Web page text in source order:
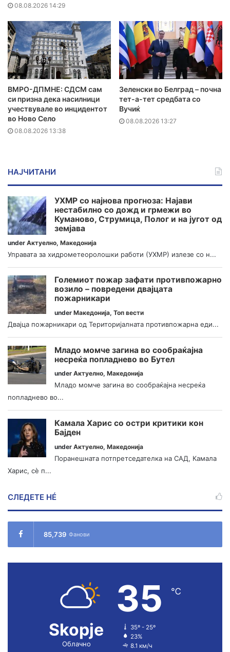
08.08.2026 14:29
ВМРО-ДПМНЕ: СДСМ сам
си призна дека насилници
учествувале во инцидентот
во Ново Село
08.08.2026 13:38
Зеленски во Белград – почна
тет-а-тет средбата со
Вучиќ
08.08.2026 13:27
НАЈЧИТАНИ
УХМР со најнова прогноза: Најави
нестабилно со дожд и грмежи во
Куманово, Струмица, Полог и на југот од
земјава
under Актуелно, Македонија
Управата за хидрометеоролошки работи (УХМР) излезе со н...
Големиот пожар зафати противпожарно
возило – повредени двајцата
пожарникари
under Македонија, Топ вести
Двајца пожарникари од Територијалната противпожарна еди...
Младо момче загина во сообраќајна
несреќа попладнево во Бутел
under Актуелно, Македонија
Младо момче загина во сообраќајна несреќа
попладнево во...
Камала Харис со остри критики кон
Бајден
under Актуелно, Македонија
Поранешната потпретседателка на САД, Камала
Харис, сè п...
СЛЕДЕТЕ НÉ
85,739 Фанови
Skopje
Облачно
35 ℃
35º - 25º
23%
8.1 км/ч